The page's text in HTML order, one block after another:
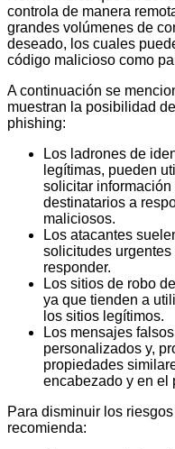
controla de manera
grandes volúmenes de
deseado, los cuales
código malicioso como
A continuación se
muestran la posibilidad
phishing:
Los ladrones de
legítimas, pueden
solicitar
destinatarios a
maliciosos.
Los atacantes
solicitudes
responder.
Los sitios de robo
ya que tienden a
los sitios legítimos.
Los mensajes
personalizados y,
propiedades
encabezado y en el
Para disminuir los
recomienda: